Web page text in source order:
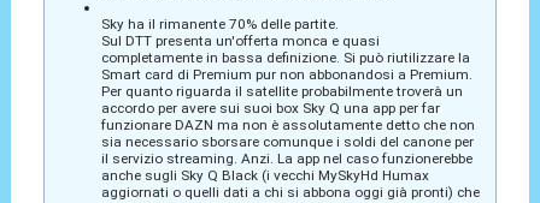
Sky ha il rimanente 70% delle partite.
Sul DTT presenta un'offerta monca e quasi
completamente in bassa definizione. Si può riutilizzare la
Smart card di Premium pur non abbonandosi a Premium.
Per quanto riguarda il satellite probabilmente troverà un
accordo per avere sui suoi box Sky Q una app per far
funzionare DAZN ma non è assolutamente detto che non
sia necessario sborsare comunque i soldi del canone per
il servizio streaming. Anzi. La app nel caso funzionerebbe
anche sugli Sky Q Black (i vecchi MySkyHd Humax
aggiornati o quelli dati a chi si abbona oggi già pronti) che